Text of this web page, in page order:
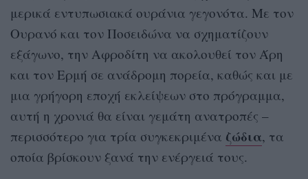
μερικά εντυπωσιακά ουράνια γεγονότα. Με τον
Ουρανό και τον Ποσειδώνα να σχηματίζουν
εξάγωνο, την Αφροδίτη να ακολουθεί τον Άρη
και τον Ερμή σε ανάδρομη πορεία, καθώς και με
μια γρήγορη εποχή εκλείψεων στο πρόγραμμα,
αυτή η χρονιά θα είναι γεμάτη ανατροπές –
περισσότερο για τρία συγκεκριμένα ζώδια, τα
οποία βρίσκουν ξανά την ενέργειά τους.